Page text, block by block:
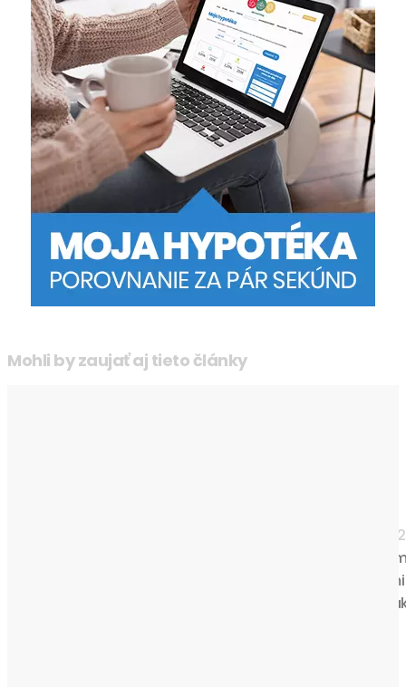
Mohli by zaujať aj tieto články
30. júla
Studené nohy počas leta nemusia byť ničím
Často súvisia s chladnou podlahou, dlažbou, prízemnými
priestormi alebo suterénom. V niektorých prípadoch